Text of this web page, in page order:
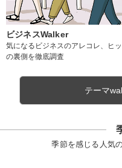
ビジネスWalker
気になるビジネスのアレコレ、ヒッ
の裏側を徹底調査
テーマ
季節を感じる人気